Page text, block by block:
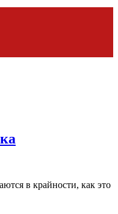
в крайности, как это